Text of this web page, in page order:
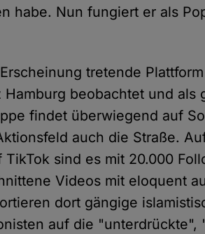
habe. Nun fungiert er als
tretende Plattform
Hamburg beobachtet und als
findet überwiegend auf
auch die Straße.
TikTok sind es mit 20.000
Videos mit eloquent
dort gängige
auf die "unterdrückte",